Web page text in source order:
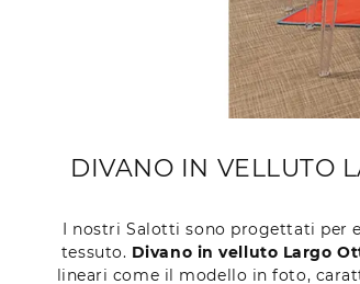
DIVANO IN VELLUTO
I nostri Salotti sono progettati per
tessuto. Divano in velluto Largo
lineari come il modello in foto,